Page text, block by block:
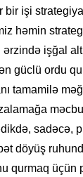
bir işi
həmin
işğal
güclü ordu
tamamilə
sadəcə,
döyüş
qurmaq üçün